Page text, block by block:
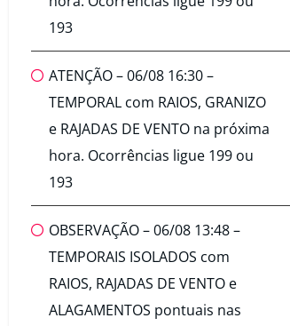
193
ATENÇÃO – 06/08 16:30 –
TEMPORAL com RAIOS, GRANIZO
e RAJADAS DE VENTO na próxima
hora. Ocorrências ligue 199 ou
193
OBSERVAÇÃO – 06/08 13:48 –
TEMPORAIS ISOLADOS com
RAIOS, RAJADAS DE VENTO e
ALAGAMENTOS pontuais nas